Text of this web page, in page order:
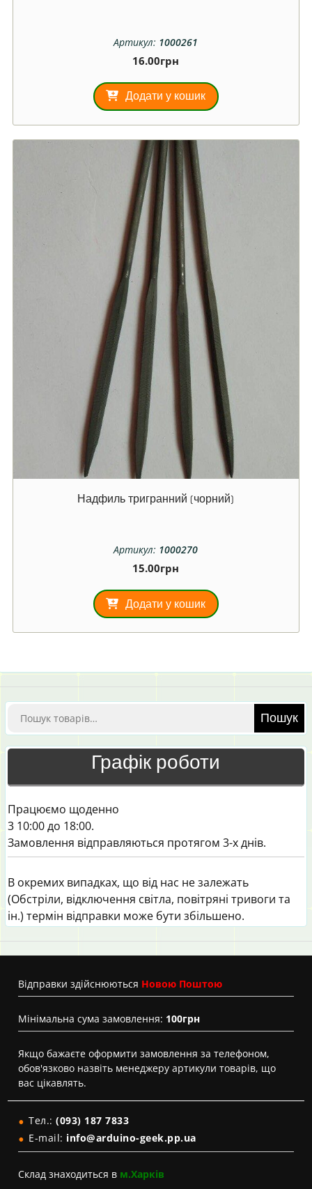
Артикул: 1000261
16.00грн
Додати у кошик
Надфиль тригранний (чорний)
Артикул: 1000270
15.00грн
Додати у кошик
Шукати: Пошук
Графік роботи
Працюємо щоденно
3 10:00 до 18:00.
Замовлення відправляються протягом 3-х днів.
В окремих випадках, що від нас не залежать
(Обстріли, відключення світла, повітряні тривоги та
ін.) термін відправки може бути збільшено.
Вiдправки здійснюються Новою Поштою
Мінімальна сума замовлення: 100грн
Якщо бажаєте оформити замовлення за телефоном,
обов'язково назвіть менеджеру артикули товарів, що
вас цікавлять.
Тел.: (093) 187 7833
E-mail: info@arduino-geek.pp.ua
Склад знаходиться в м.Харків